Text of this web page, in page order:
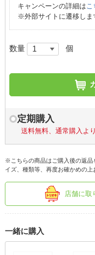
キャンペーンの詳細はこ
※外部サイトに遷移しま
数量 個
定期購入
送料無料、通常購入よ
※こちらの商品はご購入後の返品
イズ、種類等、再度お確かめの上
店舗に取
一緒に購入